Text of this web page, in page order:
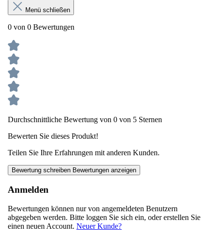
Menü schließen
0 von 0 Bewertungen
Durchschnittliche Bewertung von 0 von 5 Sternen
Bewerten Sie dieses Produkt!
Teilen Sie Ihre Erfahrungen mit anderen Kunden.
Bewertung schreiben Bewertungen anzeigen
Anmelden
Bewertungen können nur von angemeldeten Benutzern
abgegeben werden. Bitte loggen Sie sich ein, oder erstellen Sie
einen neuen Account. Neuer Kunde?